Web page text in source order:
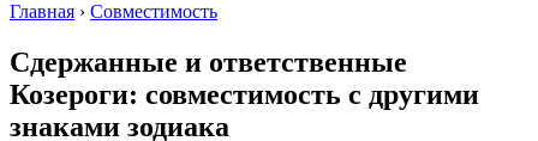
Главная › Совместимость
Сдержанные и ответственные
Козероги: совместимость с другими
знаками зодиака